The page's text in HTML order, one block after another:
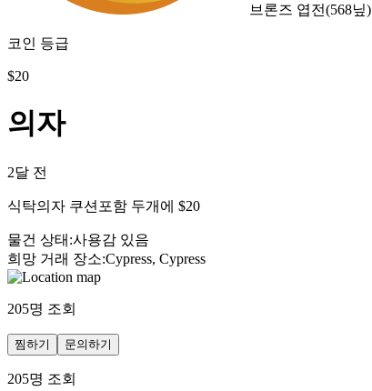
브론즈 엽전(568닢)
코인 등급
$20
의자
2달 전
식탁의자 쿠션포함 두개에 $20
물건 상태 :사용감 있음
희망 거래 장소:Cypress, Cypress
205명 조회
찜하기 문의하기
205명 조회